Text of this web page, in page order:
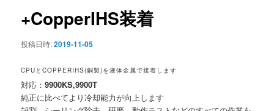
ョ
+CopperIHS装着
投稿日時:2019-11-05
CPUとCOPPERIHS(銅製)を液体金属で接着します
対応：9900KS,9900T
純正に比べてより冷却能力が向上します